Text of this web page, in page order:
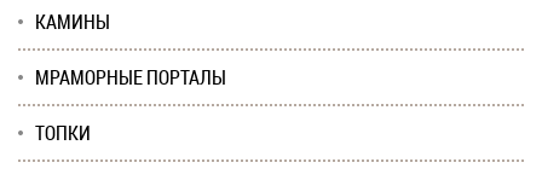
КАМИНЫ
МРАМОРНЫЕ ПОРТАЛЫ
ТОПКИ